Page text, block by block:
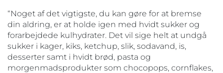
“Noget af det vigtigste, du kan gøre for at bremse
din aldring, er at holde igen med hvidt sukker og
forarbejdede kulhydrater. Det vil sige helt at undgå
sukker i kager, kiks, ketchup, slik, sodavand, is,
desserter samt i hvidt brød, pasta og
morgenmadsprodukter som chocopops, cornflakes,